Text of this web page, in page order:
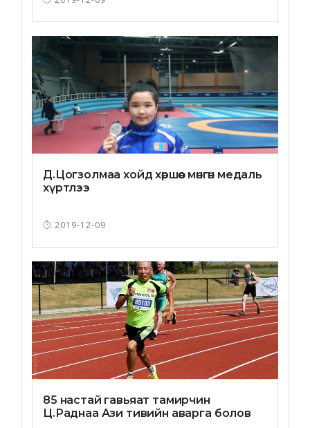
Д.Цогзолмаа хойд хөршөөс мөнгөн медаль
хүртлээ
2019-12-09
85 настай гавьяат тамирчин
Ц.Раднаа Ази тивийн аварга болов